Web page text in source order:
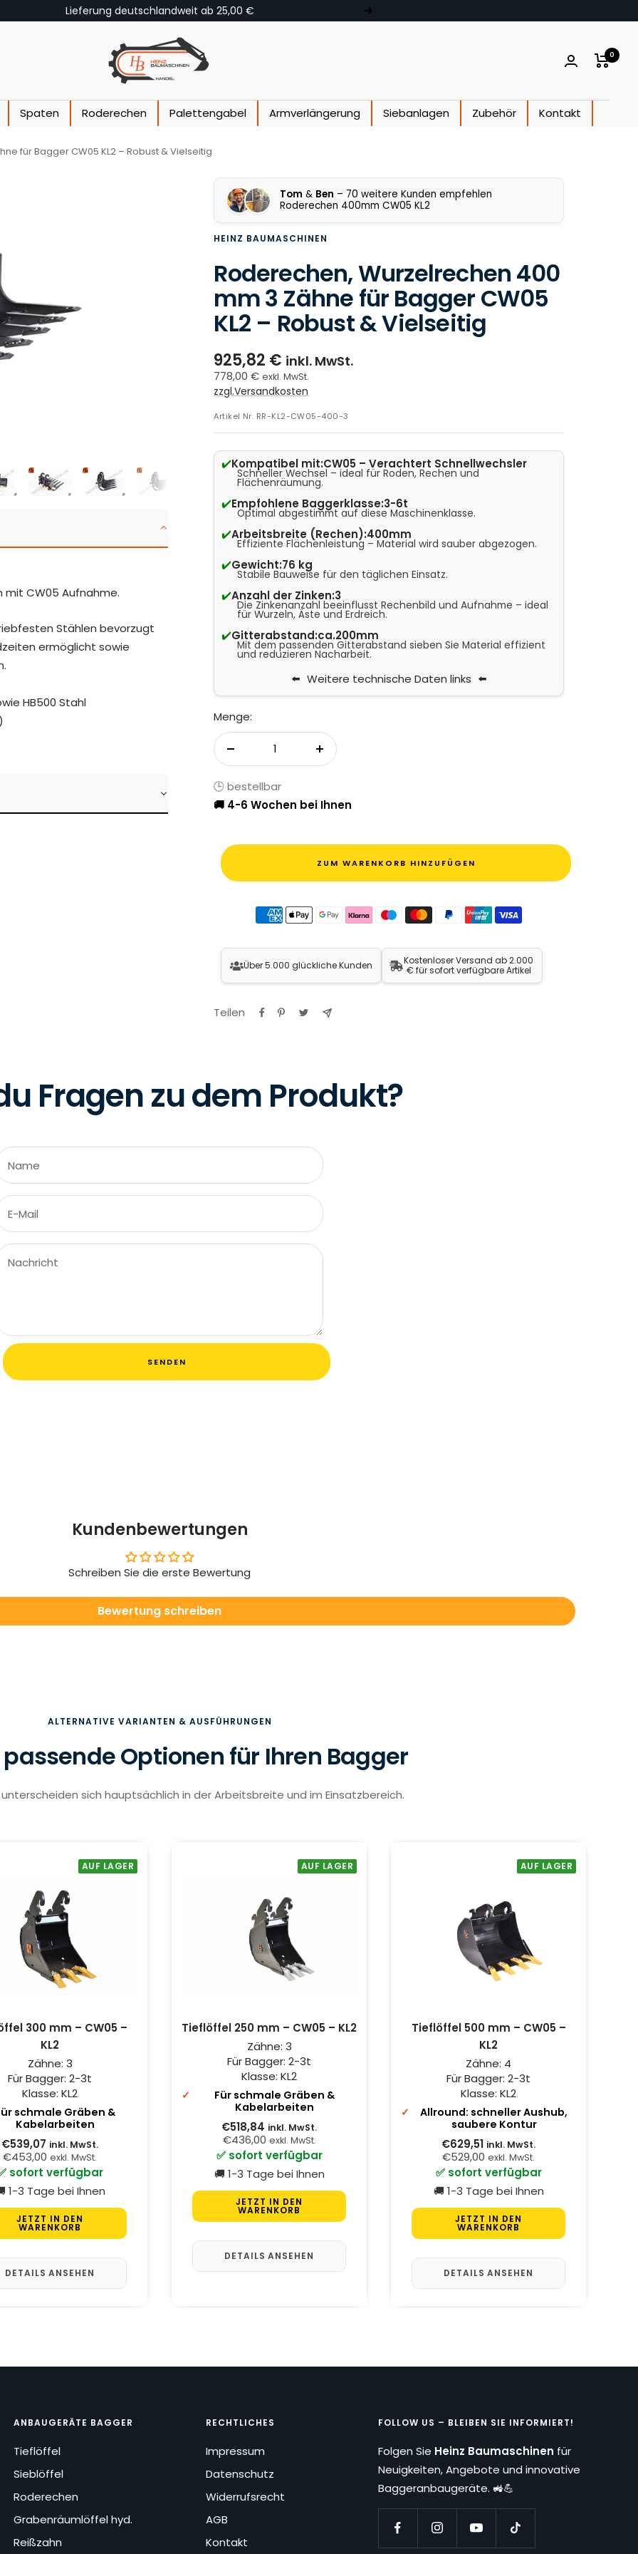
Fachberatung +49(0)173/8014073
Weiter
Heinz Baumaschinen
0
Spaten Roderechen Palettengabel Armverlängerung Siebanlagen Zubehör Kontakt
für Bagger CW05 KL2 – Robust & Vielseitig
mit CW05 Aufnahme.
Stählen bevorzugt
ermöglicht sowie
HB500 Stahl
Tom & Ben
Roderechen 400mm CW05 KL2
HEINZ BAUMASCHINEN
Roderechen, Wurzelrechen 400
mm 3 Zähne für Bagger CW05
KL2 – Robust & Vielseitig
925,82 € inkl. MwSt.
778,00 € exkl. MwSt.
zzgl.Versandkosten
Artikel Nr. RR-KL2-CW05-400-3
✔️Kompatibel mit:CW05 – Verachtert Schnellwechsler
Schneller Wechsel – ideal für Roden, Rechen und
Flächenräumung.
✔️Empfohlene Baggerklasse:3-6t
Optimal abgestimmt auf diese Maschinenklasse.
✔️Arbeitsbreite (Rechen):400mm
Effiziente Flächenleistung – Material wird sauber abgezogen.
✔️Gewicht:76 kg
Stabile Bauweise für den täglichen Einsatz.
✔️Anzahl der Zinken:3
Die Zinkenanzahl beeinflusst Rechenbild und Aufnahme – ideal
für Wurzeln, Äste und Erdreich.
✔️Gitterabstand:ca.200mm
Mit dem passenden Gitterabstand sieben Sie Material effizient
und reduzieren Nacharbeit.
Weitere technische Daten links
Menge:
Menge verringernMenge erhöhen
🕒 bestellbar
🚚 4-6 Wochen bei Ihnen
ZUM WARENKORB HINZUFÜGEN
Über 5.000 glückliche Kunden
Kostenloser Versand ab 2.000
€ für sofort verfügbare Artikel
Teilen
Fragen zu dem Produkt?
Name
E-Mail
Nachricht
SENDEN
Kundenbewertungen
Schreiben Sie die erste Bewertung
Bewertung schreiben
ALTERNATIVE VARIANTEN & AUSFÜHRUNGEN
Optionen für Ihren Bagger
sich hauptsächlich in der Arbeitsbreite und im Einsatzbereich.
AUF LAGER
300 mm – CW05 –
KL2
Zähne: 3
Für Bagger: 2-3t
Klasse: KL2
schmale Gräben &
Kabelarbeiten
€539,07 inkl. MwSt.
€453,00 exkl. MwSt.
sofort verfügbar
1-3 Tage bei Ihnen
JETZT IN DEN
WARENKORB
DETAILS ANSEHEN
AUF LAGER
Tieflöffel 250 mm – CW05 – KL2
Zähne: 3
Für Bagger: 2-3t
Klasse: KL2
Für schmale Gräben &
Kabelarbeiten
€518,84 inkl. MwSt.
€436,00 exkl. MwSt.
✅ sofort verfügbar
🚚 1-3 Tage bei Ihnen
JETZT IN DEN
WARENKORB
DETAILS ANSEHEN
AUF LAGER
Tieflöffel 500 mm – CW05 –
KL2
Zähne: 4
Für Bagger: 2-3t
Klasse: KL2
Allround: schneller Aushub,
saubere Kontur
€629,51 inkl. MwSt.
€529,00 exkl. MwSt.
✅ sofort verfügbar
🚚 1-3 Tage bei Ihnen
JETZT IN DEN
WARENKORB
DETAILS ANSEHEN
ANBAUGERÄTE BAGGER
Tieflöffel
Sieblöffel
Roderechen
Grabenräumlöffel hyd.
Reißzahn
RECHTLICHES
Impressum
Datenschutz
Widerrufsrecht
AGB
Kontakt
FOLLOW US – BLEIBEN SIE INFORMIERT!
Folgen Sie Heinz Baumaschinen für
Neuigkeiten, Angebote und innovative
Baggeranbaugeräte. 🚜💪